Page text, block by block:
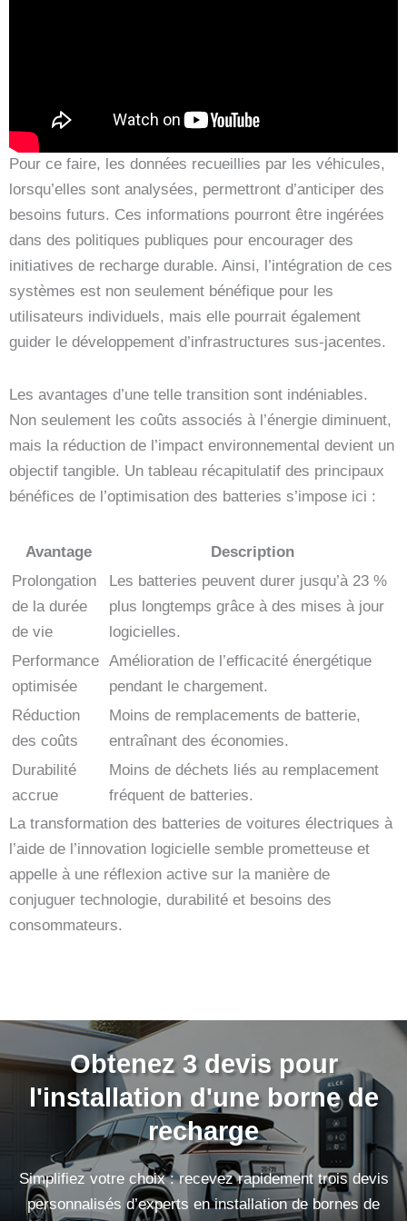
Pour ce faire, les données recueillies par les véhicules,
lorsqu’elles sont analysées, permettront d’anticiper des
besoins futurs. Ces informations pourront être ingérées
dans des politiques publiques pour encourager des
initiatives de recharge durable. Ainsi, l’intégration de ces
systèmes est non seulement bénéfique pour les
utilisateurs individuels, mais elle pourrait également
guider le développement d’infrastructures sus-jacentes.
Les avantages d’une telle transition sont indéniables.
Non seulement les coûts associés à l’énergie diminuent,
mais la réduction de l’impact environnemental devient un
objectif tangible. Un tableau récapitulatif des principaux
bénéfices de l’optimisation des batteries s’impose ici :
Avantage
Description
Prolongation
de la durée
de vie
Les batteries peuvent durer jusqu’à 23 %
plus longtemps grâce à des mises à jour
logicielles.
Performance
optimisée
Amélioration de l’efficacité énergétique
pendant le chargement.
Réduction
des coûts
Moins de remplacements de batterie,
entraînant des économies.
Durabilité
accrue
Moins de déchets liés au remplacement
fréquent de batteries.
La transformation des batteries de voitures électriques à
l’aide de l’innovation logicielle semble prometteuse et
appelle à une réflexion active sur la manière de
conjuguer technologie, durabilité et besoins des
consommateurs.
Obtenez 3 devis pour
l'installation d'une borne de
recharge
Simplifiez votre choix : recevez rapidement trois devis
personnalisés d’experts en installation de bornes de